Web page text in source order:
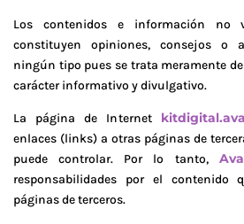
Los contenidos e información
constituyen opiniones, consejos o
ningún tipo pues se trata meramente
carácter informativo y divulgativo.
La página de Internet
enlaces (links) a otras páginas de
puede controlar. Por lo tanto,
responsabilidades por el contenido
páginas de terceros.